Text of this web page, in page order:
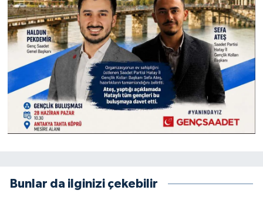
Bunlar da ilginizi çekebilir